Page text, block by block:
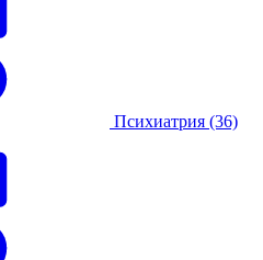
Психиатрия (36)